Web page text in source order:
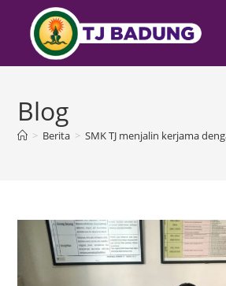
Blog
> Berita > SMK TJ menjalin kerjama